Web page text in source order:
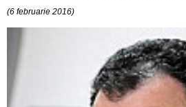
(6 februarie 2016)